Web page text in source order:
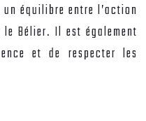
équilibre entre l’action
Bélier. Il est également
et de respecter les